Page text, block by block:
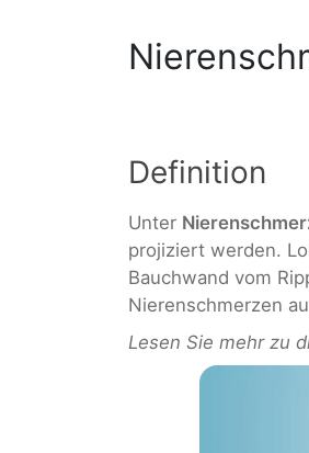
Definition
Unter
projiziert werden.
Bauchwand vom
Nierenschmerzen
Lesen Sie mehr zu